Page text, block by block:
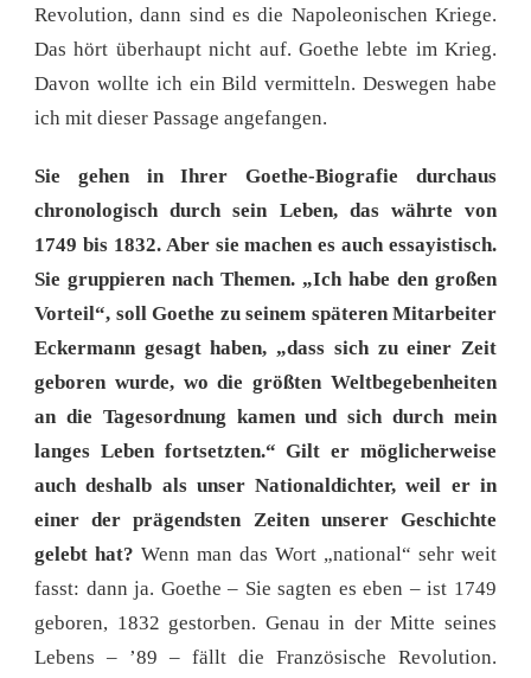
Revolution, dann sind es die Napoleonischen Kriege.
Das hört überhaupt nicht auf. Goethe lebte im Krieg.
Davon wollte ich ein Bild vermitteln. Deswegen habe
ich mit dieser Passage angefangen.
Sie gehen in Ihrer Goethe-Biografie durchaus
chronologisch durch sein Leben, das währte von
1749 bis 1832. Aber sie machen es auch essayistisch.
Sie gruppieren nach Themen. „Ich habe den großen
Vorteil“, soll Goethe zu seinem späteren Mitarbeiter
Eckermann gesagt haben, „dass sich zu einer Zeit
geboren wurde, wo die größten Weltbegebenheiten
an die Tagesordnung kamen und sich durch mein
langes Leben fortsetzten.“ Gilt er möglicherweise
auch deshalb als unser Nationaldichter, weil er in
einer der prägendsten Zeiten unserer Geschichte
gelebt hat? Wenn man das Wort „national“ sehr weit
fasst: dann ja. Goethe – Sie sagten es eben – ist 1749
geboren, 1832 gestorben. Genau in der Mitte seines
Lebens – ’89 – fällt die Französische Revolution.